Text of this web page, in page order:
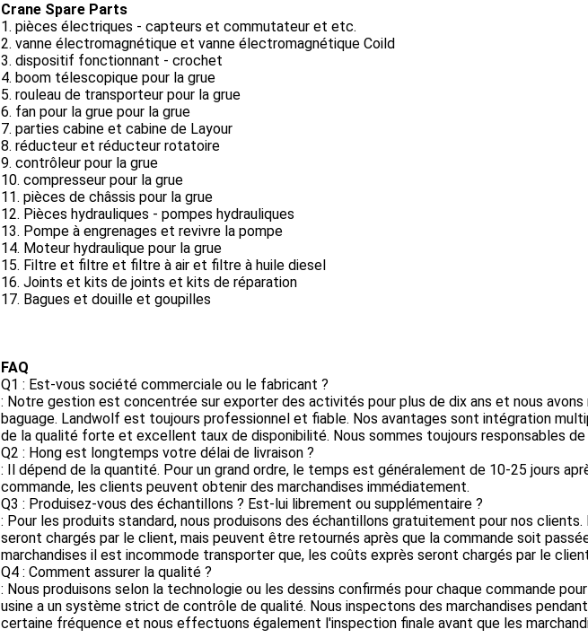
Crane Spare Parts
1. pièces électriques - capteurs et commutateur et etc.
2. vanne électromagnétique et vanne électromagnétique Coild
3. dispositif fonctionnant - crochet
4. boom télescopique pour la grue
5. rouleau de transporteur pour la grue
6. fan pour la grue pour la grue
7. parties cabine et cabine de Layour
8. réducteur et réducteur rotatoire
9. contrôleur pour la grue
10. compresseur pour la grue
11. pièces de châssis pour la grue
12. Pièces hydrauliques - pompes hydrauliques
13. Pompe à engrenages et revivre la pompe
14. Moteur hydraulique pour la grue
15. Filtre et filtre et filtre à air et filtre à huile diesel
16. Joints et kits de joints et kits de réparation
17. Bagues et douille et goupilles
FAQ
Q1 : Est-vous société commerciale ou le fabricant ?
: Notre gestion est concentrée sur exporter des activités pour plus de dix ans et nous avons
baguage. Landwolf est toujours professionnel et fiable. Nos avantages sont intégration
de la qualité forte et excellent taux de disponibilité. Nous sommes toujours responsables de
Q2 : Hong est longtemps votre délai de livraison ?
: Il dépend de la quantité. Pour un grand ordre, le temps est généralement de 10-25 jours
commande, les clients peuvent obtenir des marchandises immédiatement.
Q3 : Produisez-vous des échantillons ? Est-lui librement ou supplémentaire ?
: Pour les produits standard, nous produisons des échantillons gratuitement pour nos
seront chargés par le client, mais peuvent être retournés après que la commande soit
marchandises il est incommode transporter que, les coûts exprès seront chargés par le
Q4 : Comment assurer la qualité ?
: Nous produisons selon la technologie ou les dessins confirmés pour chaque commande
usine a un système strict de contrôle de qualité. Nous inspectons des marchandises
certaine fréquence et nous effectuons également l'inspection finale avant que les